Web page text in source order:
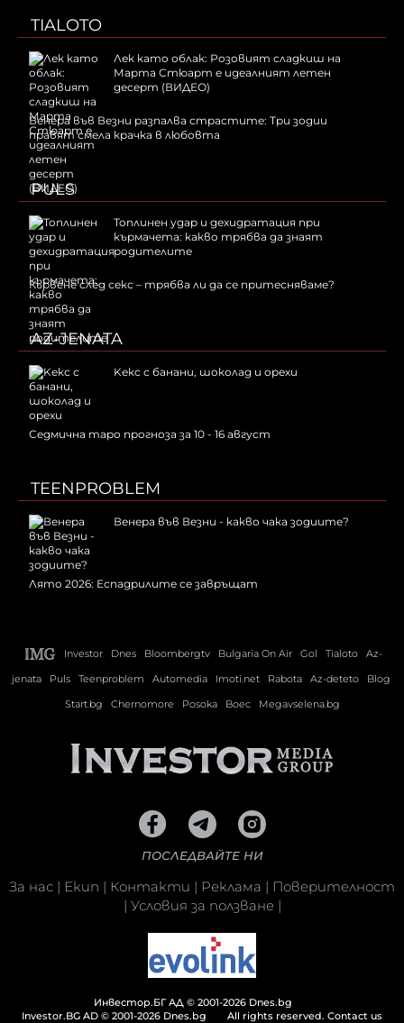
TIALOTO
Лек като облак: Розовият сладкиш на
Марта Стюарт е идеалният летен
десерт (ВИДЕО)
Венера във Везни разпалва страстите: Три зодии
правят смела крачка в любовта
PULS
Топлинен удар и дехидратация при
кърмачета: какво трябва да знаят
родителите
Кървене след секс – трябва ли да се притесняваме?
AZ-JENATA
Kекс с банани, шоколад и орехи
Седмична таро прогноза за 10 - 16 август
TEENPROBLEM
Венера във Везни - какво чака зодиите?
Лято 2026: Еспадрилите се завръщат
Investor Dnes Bloombergtv Bulgaria On Air Gol Tialoto
Az-
jenata
Puls Teenproblem Automedia Imoti.net Rabota Az-deteto
Blog
Start.bg
Chernomore Posoka Boec Megavselena.bg
ПОСЛЕДВАЙТЕ НИ
За нас | Екип | Контакти | Реклама | Поверителност
| Условия за ползване|
Инвестор.БГ АД © 2001-2026 Dnes.bg
Investor.BG AD © 2001-2026 Dnes.bg
All rights reserved. Contact us